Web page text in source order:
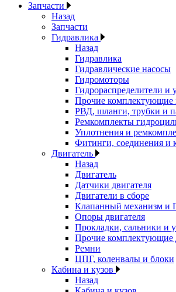
Запчасти
Назад
Запчасти
Гидравлика
Назад
Гидравлика
Гидравлические насосы
Гидромоторы
Гидрораспределители и
Прочие комплектующие
РВД, шланги, трубки и
Ремкомплекты
Уплотнения и
Фитинги, соединения и
Двигатель
Назад
Двигатель
Датчики двигателя
Двигатели в сборе
Клапанный механизм и
Опоры двигателя
Прокладки, сальники и
Прочие комплектующие
Ремни
ЦПГ, коленвалы и блоки
Кабина и кузов
Назад